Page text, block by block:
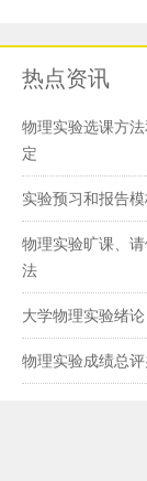
热点资讯
物理实验选课方
定
实验预习和报告模
物理实验旷课、
法
大学物理实验绪论
物理实验成绩总